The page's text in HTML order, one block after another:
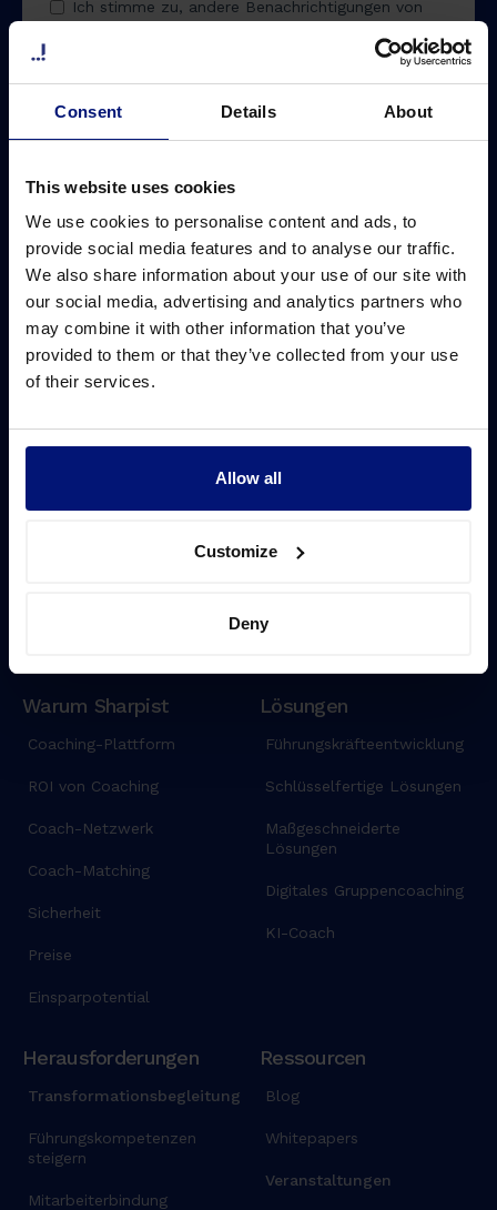
Consent Details About
This website uses cookies
We use cookies to personalise content and ads, to
provide social media features and to analyse our traffic.
We also share information about your use of our site with
our social media, advertising and analytics partners who
may combine it with other information that you’ve
provided to them or that they’ve collected from your use
of their services.
Allow all
Customize
Deny
Warum Sharpist
Coaching-Plattform
ROI von Coaching
Coach-Netzwerk
Coach-Matching
Sicherheit
Preise
Einsparpotential
Lösungen
Führungskräfteentwicklung
Schlüsselfertige Lösungen
Maßgeschneiderte
Lösungen
Digitales Gruppencoaching
KI-Coach
Herausforderungen
Transformationsbegleitung
Führungskompetenzen
steigern
Mitarbeiterbindung
Ressourcen
Blog
Whitepapers
Veranstaltungen